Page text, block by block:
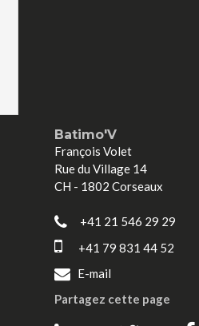
Batimo'V
François Volet
Rue du Village 14
CH - 1802 Corseaux
+41 21 546 29 29
+41 79 831 44 52
E-mail
Partagez cette page